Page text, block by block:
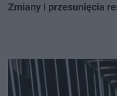
Zmiany i przesunięcia